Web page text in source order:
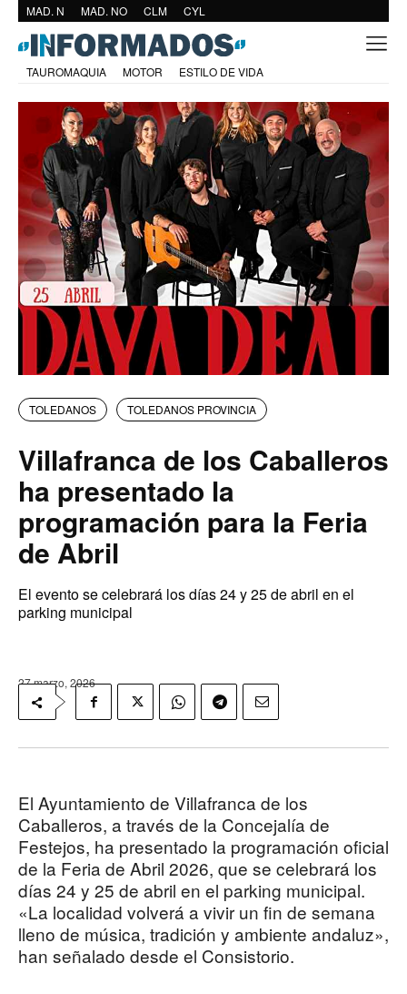
MAD. N MAD. NO CLM CYL
TAUROMAQUIA MOTOR ESTILO DE VIDA
TOLEDANOS TOLEDANOS PROVINCIA
Villafranca de los Caballeros
ha presentado la
programación para la Feria
de Abril
El evento se celebrará los días 24 y 25 de abril en el
parking municipal
27 marzo, 2026
El Ayuntamiento de Villafranca de los
Caballeros, a través de la Concejalía de
Festejos, ha presentado la programación oficial
de la Feria de Abril 2026, que se celebrará los
días 24 y 25 de abril en el parking municipal.
«La localidad volverá a vivir un fin de semana
lleno de música, tradición y ambiente andaluz»,
han señalado desde el Consistorio.